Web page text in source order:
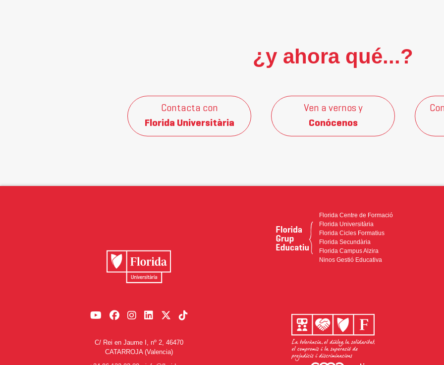
¿y ahora qué...?
Contacta con
Florida Universitària
Ven a vernos y
Conócenos
C/ Rei en Jaume I, nº 2, 46470
CATARROJA (Valencia)
Florida Centre de Formació
Florida Universitària
Florida Cicles Formatius
Florida Secundària
Florida Campus Alzira
Ninos Gestió Educativa